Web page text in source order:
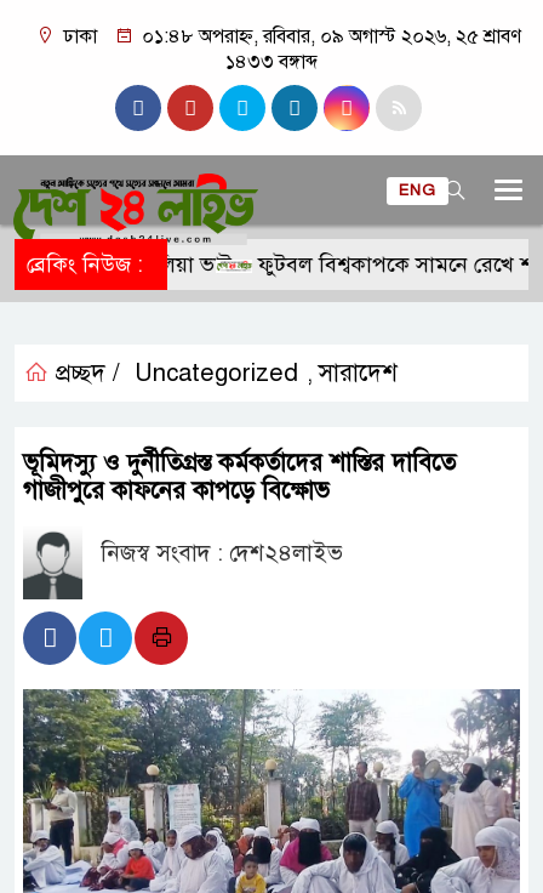
ঢাকা
০১:৪৮ অপরাহ্ন, রবিবার, ০৯ অগাস্ট ২০২৬, ২৫ শ্রাবণ
১৪৩৩ বঙ্গাব্দ
ENG
ব্রেকিং নিউজ :
গড়লেন আলিয়া ভাট ফুটবল বিশ্বকাপকে সামনে রেখে
প্রচ্ছদ / Uncategorized ,সারাদেশ
ভূমিদস্যু ও দুর্নীতিগ্রস্ত কর্মকর্তাদের শাস্তির দাবিতে
গাজীপুরে কাফনের কাপড়ে বিক্ষোভ
নিজস্ব সংবাদ : দেশ২৪লাইভ